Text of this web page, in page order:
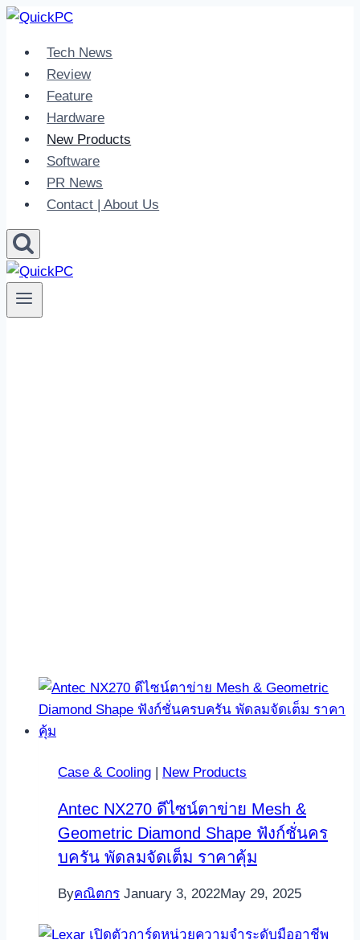
Skip
contentTech News
Review
Feature
Hardware
New Products
Software
PR News
Contact | About Us
Case & Cooling | New Products
Antec NX270 ดีไซน์ตาข่าย Mesh &
Geometric Diamond Shape ฟังก์ชั่นคร
บครัน พัดลมจัดเต็ม ราคาคุ้ม
Byคณิตกร January 3, 2022May 29, 2025